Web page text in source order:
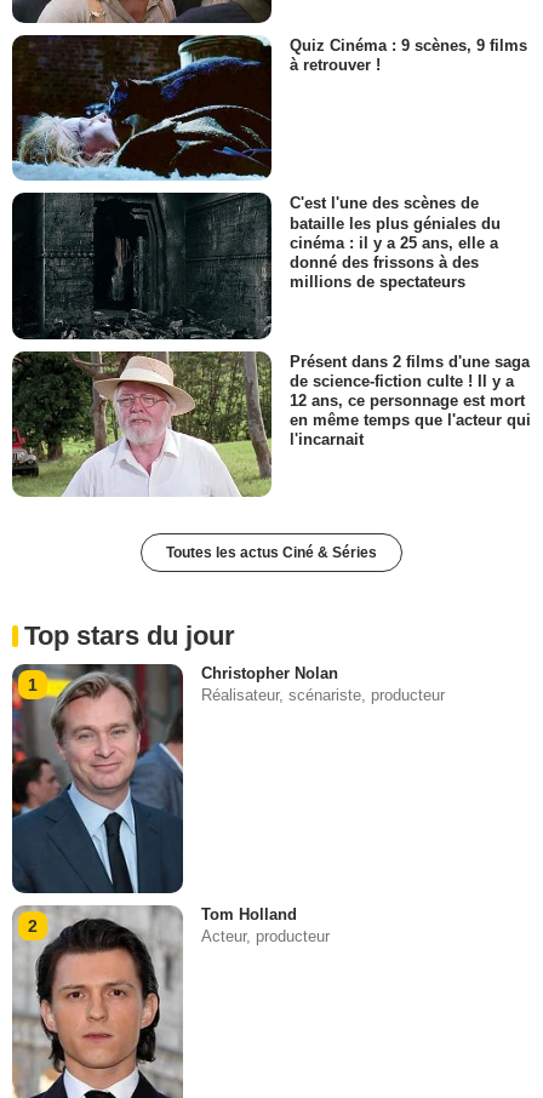
Quiz Cinéma : 9 scènes, 9 films
à retrouver !
C'est l'une des scènes de
bataille les plus géniales du
cinéma : il y a 25 ans, elle a
donné des frissons à des
millions de spectateurs
Présent dans 2 films d'une saga
de science-fiction culte ! Il y a
12 ans, ce personnage est mort
en même temps que l'acteur qui
l'incarnait
Toutes les actus Ciné & Séries
Top stars du jour
1
Christopher Nolan
Réalisateur, scénariste, producteur
2
Tom Holland
Acteur, producteur